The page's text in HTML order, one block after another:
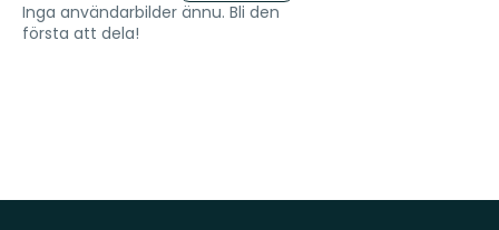
Inga användarbilder ännu. Bli den
första att dela!